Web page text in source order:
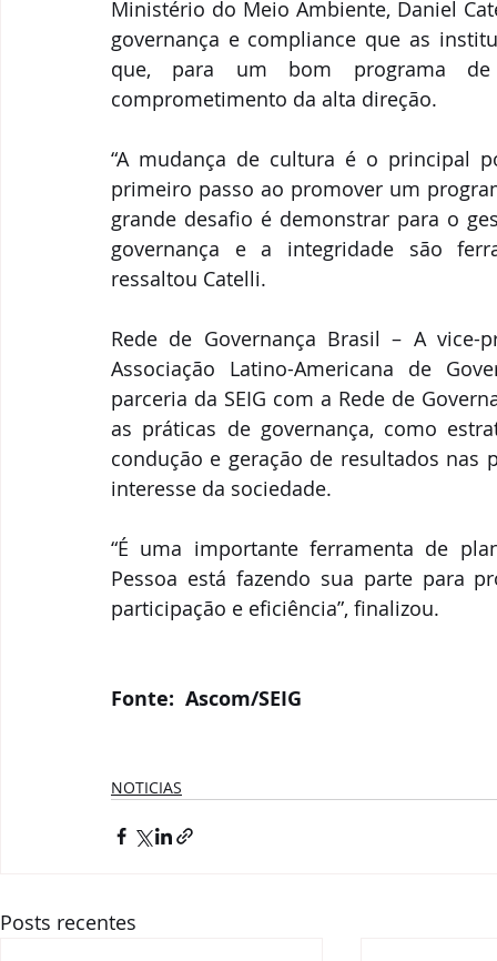
Ministério do Meio Ambiente, Daniel
governança e compliance que as
que, para um bom programa
comprometimento da alta direção.
“A mudança de cultura é o principal
primeiro passo ao promover um
grande desafio é demonstrar para o
governança e a integridade são
ressaltou Catelli.
Rede de Governança Brasil – A vice-
Associação Latino-Americana de
parceria da SEIG com a Rede de
as práticas de governança, como
condução e geração de resultados nas
interesse da sociedade.
“É uma importante ferramenta de
Pessoa está fazendo sua parte para
participação e eficiência”, finalizou.
Fonte:  Ascom/SEIG
NOTICIAS
Posts recentes